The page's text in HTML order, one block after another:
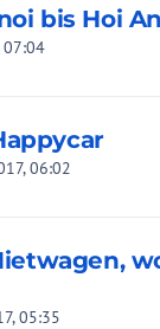
bis Hoi An
07:04
06:02
05:35